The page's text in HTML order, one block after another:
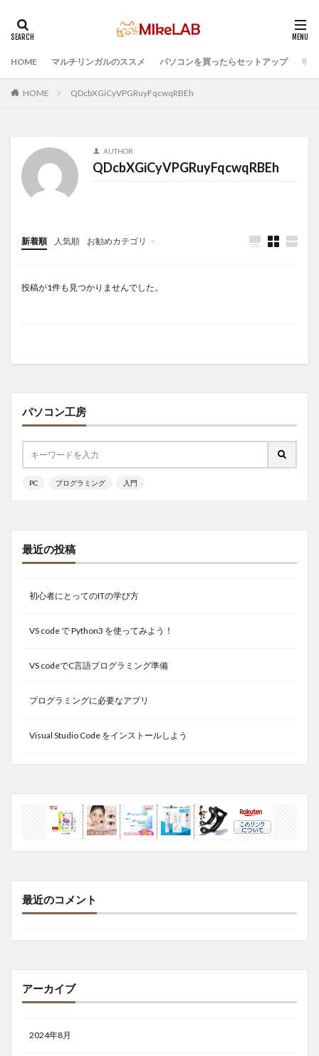
HOME マルチリンガルのススメ パソコンを買ったらセットアップ プ
HOME QDcbXGiCyVPGRuyFqcwqRBEh
AUTHOR
QDcbXGiCyVPGRuyFqcwqRBEh
新着順 人気順 お勧めカテゴリ
Infomation
投稿が1件も見つかりませんでした。
パソコン工房
PC プログラミング 入門
最近の投稿
初心者にとってのITの学び方
VS code で Python3 を使ってみよう！
VS codeでC言語プログラミング準備
プログラミングに必要なアプリ
Visual Studio Code をインストールしよう
最近のコメント
アーカイブ
2024年8月
タグ
PC選択 ウィルス対策
PC準備
どれがいい
選ぶ
マルチリンガル
プログラミング言語
ブラインドタッチ